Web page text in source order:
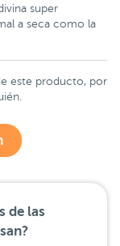
super
a seca como la
este producto, por
de las